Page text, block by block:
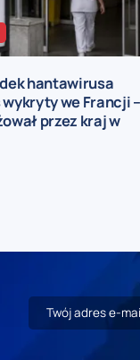
hantawirusa
we Francji –
przez kraj w